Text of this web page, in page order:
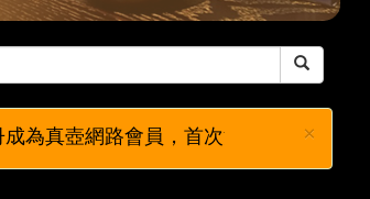
×
為真壺網路會員，首次消費即可使用